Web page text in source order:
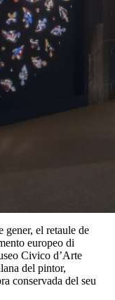
gener, el retaule de
europeo di
Civico d’Arte
del pintor,
conservada del seu